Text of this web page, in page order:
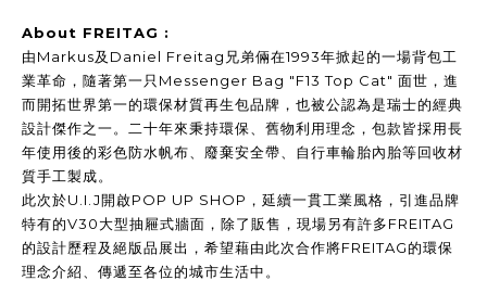
About FREITAG :
由Markus及Daniel Freitag兄弟倆在1993年掀起的一場背包工
業革命，隨著第一只Messenger Bag "F13 Top Cat" 面世，進
而開拓世界第一的環保材質再生包品牌，也被公認為是瑞士的經典
設計傑作之一。二十年來秉持環保、舊物利用理念，包款皆採用長
年使用後的彩色防水帆布、廢棄安全帶、自行車輪胎內胎等回收材
質手工製成。
此次於U.I.J開啟POP UP SHOP，延續一貫工業風格，引進品牌
特有的V30大型抽屜式牆面，除了販售，現場另有許多FREITAG
的設計歷程及絕版品展出，希望藉由此次合作將FREITAG的環保
理念介紹、傳遞至各位的城市生活中。